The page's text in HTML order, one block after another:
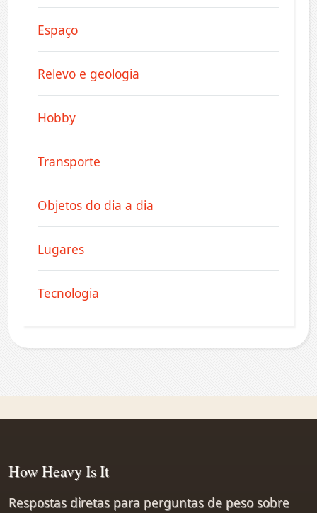
Espaço
Relevo e geologia
Hobby
Transporte
Objetos do dia a dia
Lugares
Tecnologia
How Heavy Is It
Respostas diretas para perguntas de peso sobre